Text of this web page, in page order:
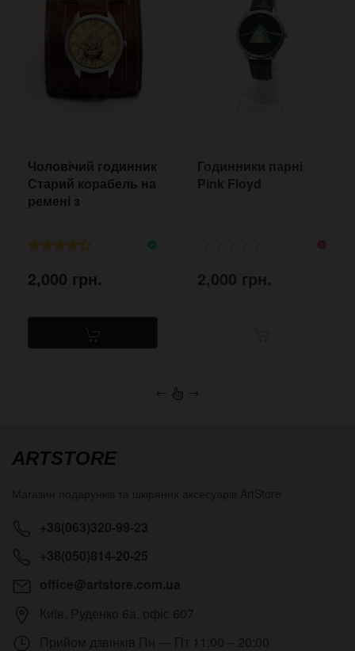
Чоловічий годинник
Старий корабель на
ремені з
2,000 грн.
Годинники парні
Pink Floyd
2,000 грн.
← →
ARTSTORE